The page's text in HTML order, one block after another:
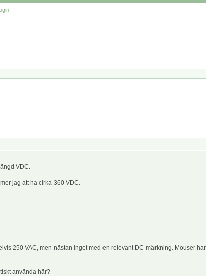
VDC.
jag att ha cirka 360 VDC.
250 VAC, men nästan inget med en relevant DC-märkning. Mouser
använda här?